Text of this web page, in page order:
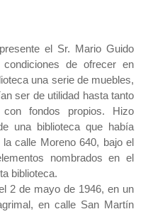
el Sr. Mario Guido
de ofrecer en
una serie de muebles,
ser de utilidad hasta tanto
con fondos propios. Hizo
una biblioteca que había
calle Moreno 640, bajo el
nombrados en el
biblioteca.
2 de mayo de 1946, en un
en calle San Martín